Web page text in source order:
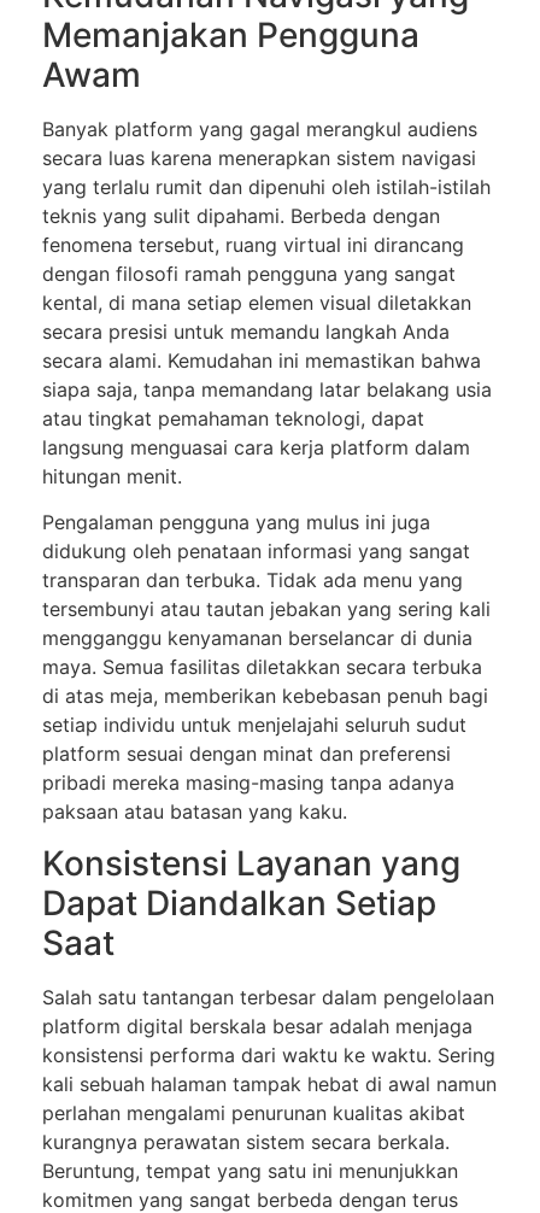
Memanjakan Pengguna
Awam
Banyak platform yang gagal merangkul audiens
secara luas karena menerapkan sistem navigasi
yang terlalu rumit dan dipenuhi oleh istilah-istilah
teknis yang sulit dipahami. Berbeda dengan
fenomena tersebut, ruang virtual ini dirancang
dengan filosofi ramah pengguna yang sangat
kental, di mana setiap elemen visual diletakkan
secara presisi untuk memandu langkah Anda
secara alami. Kemudahan ini memastikan bahwa
siapa saja, tanpa memandang latar belakang usia
atau tingkat pemahaman teknologi, dapat
langsung menguasai cara kerja platform dalam
hitungan menit.
Pengalaman pengguna yang mulus ini juga
didukung oleh penataan informasi yang sangat
transparan dan terbuka. Tidak ada menu yang
tersembunyi atau tautan jebakan yang sering kali
mengganggu kenyamanan berselancar di dunia
maya. Semua fasilitas diletakkan secara terbuka
di atas meja, memberikan kebebasan penuh bagi
setiap individu untuk menjelajahi seluruh sudut
platform sesuai dengan minat dan preferensi
pribadi mereka masing-masing tanpa adanya
paksaan atau batasan yang kaku.
Konsistensi Layanan yang
Dapat Diandalkan Setiap
Saat
Salah satu tantangan terbesar dalam pengelolaan
platform digital berskala besar adalah menjaga
konsistensi performa dari waktu ke waktu. Sering
kali sebuah halaman tampak hebat di awal namun
perlahan mengalami penurunan kualitas akibat
kurangnya perawatan sistem secara berkala.
Beruntung, tempat yang satu ini menunjukkan
komitmen yang sangat berbeda dengan terus